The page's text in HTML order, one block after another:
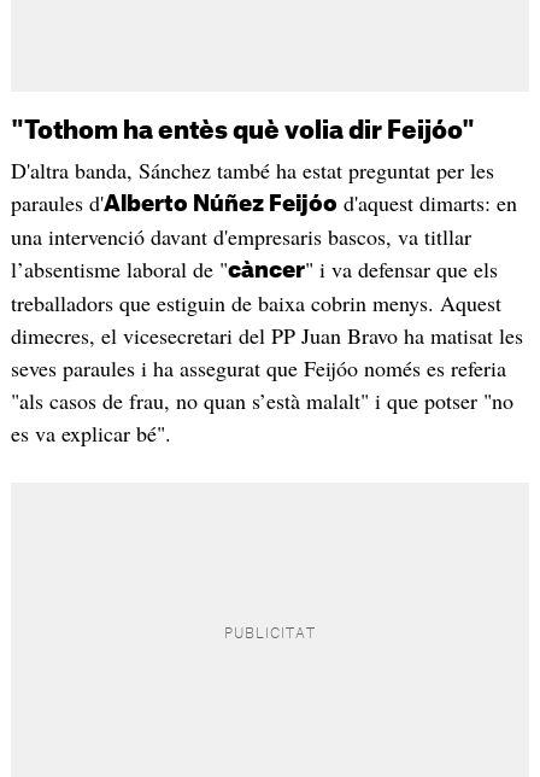
"Tothom ha entès què volia dir Feijóo"
D'altra banda, Sánchez també ha estat preguntat per les
paraules d'Alberto Núñez Feijóo d'aquest dimarts: en
una intervenció davant d'empresaris bascos, va titllar
l’absentisme laboral de "càncer" i va defensar que els
treballadors que estiguin de baixa cobrin menys. Aquest
dimecres, el vicesecretari del PP Juan Bravo ha matisat les
seves paraules i ha assegurat que Feijóo només es referia
"als casos de frau, no quan s’està malalt" i que potser "no
es va explicar bé".